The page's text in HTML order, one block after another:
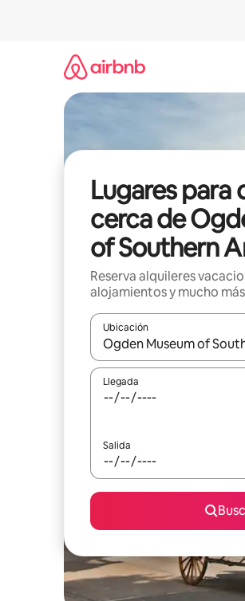
Lugares para
cerca de
of Southern
Reserva alquileres
alojamientos y mucho
Ubicación
Cuando los resultados
Llegada
Salida